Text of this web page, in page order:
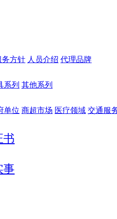
务方针 人员介绍 代理品牌
系列 其他系列
单位 商超市场 医疗领域 交通服
书
事